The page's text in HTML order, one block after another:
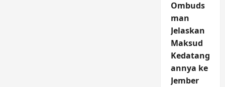
Ombuds
man
Jelaskan
Maksud
Kedatang
annya ke
Jember